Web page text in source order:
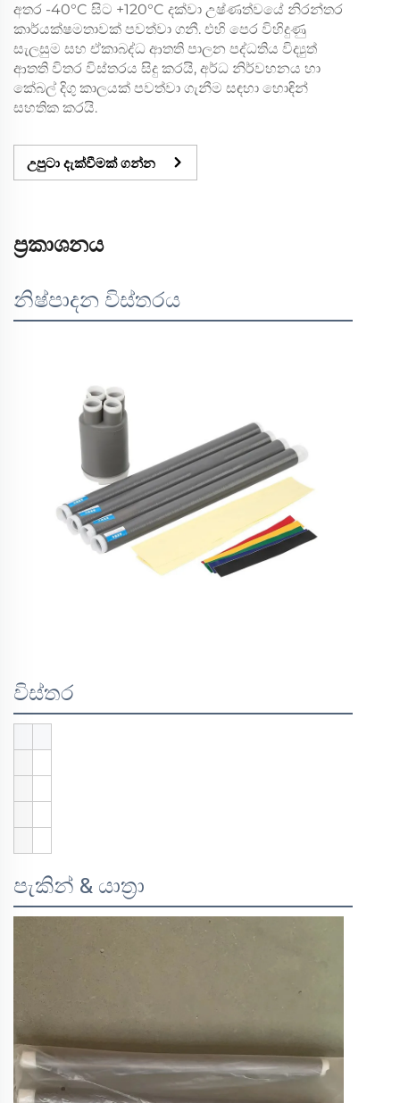
අතර -40°C සිට +120°C දක්වා උෂ්ණත්වයේ නිරන්තර
කාර්යක්ෂමතාවක් පවත්වා ගනී. එහි පෙර විහිදුණු
සැලසුම සහ ඒකාබද්ධ ආතති පාලන පද්ධතිය විද්‍යුත්
ආතති විතර විස්තරය සිදු කරයි, අර්ධ නිර්වහනය හා
කේබල් දිගු කාලයක් පවත්වා ගැනීම සඳහා හොඳින්
සහතික කරයි.
උපුටා දැක්වීමක් ගන්න
ප්‍රකාශනය
නිෂ්පාදන විස්තරය
විස්තර
පැකින් & යාත්‍රා